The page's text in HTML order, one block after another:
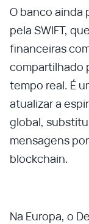
O banco ainda
pela SWIFT,
financeiras
compartilhado
tempo real. É
atualizar a
global,
mensagens
blockchain.
Na Europa, o